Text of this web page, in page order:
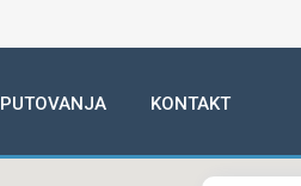
PUTOVANJA KONTAKT